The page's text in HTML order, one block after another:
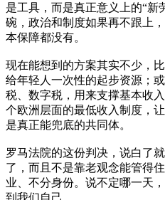
是工具，而是真正意义上的“新
碗，政治和制度如果再不跟上
本保障都没有。
现在能想到的方案其实不少，
给年轻人一次性的起步资源；
税、数字税，用来支撑基本收
个欧洲层面的最低收入制度，
是真正能兜底的共同体。
罗马法院的这份判决，说白了
了，而且不是靠老观念能管得
业、不分身份。说不定哪一天